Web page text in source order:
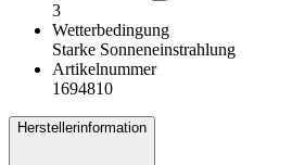
3
Wetterbedingung
Starke Sonneneinstrahlung
Artikelnummer
1694810
Herstellerinformation